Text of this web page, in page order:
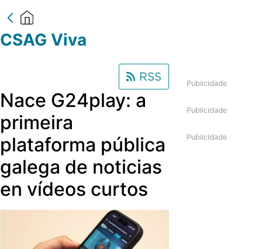
CSAG Viva
RSS
Nace G24play: a
primeira
plataforma pública
galega de noticias
en vídeos curtos
Publicidade
Publicidade
Publicidade